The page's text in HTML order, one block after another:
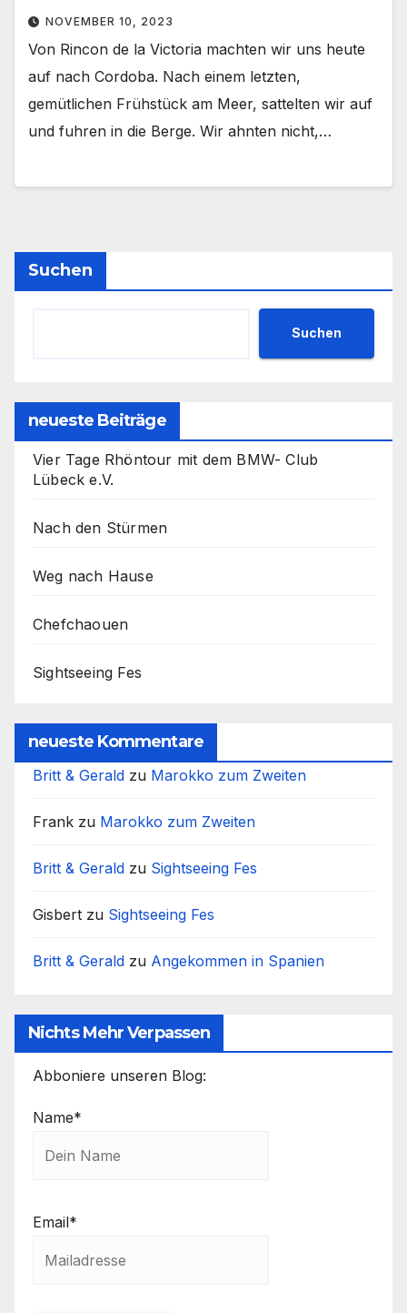
NOVEMBER 10, 2023
Von Rincon de la Victoria machten wir uns heute
auf nach Cordoba. Nach einem letzten,
gemütlichen Frühstück am Meer, sattelten wir auf
und fuhren in die Berge. Wir ahnten nicht,…
Suchen
Suchen
neueste Beiträge
Vier Tage Rhöntour mit dem BMW- Club
Lübeck e.V.
Nach den Stürmen
Weg nach Hause
Chefchaouen
Sightseeing Fes
neueste Kommentare
Britt & Gerald zu Marokko zum Zweiten
Frank zu Marokko zum Zweiten
Britt & Gerald zu Sightseeing Fes
Gisbert zu Sightseeing Fes
Britt & Gerald zu Angekommen in Spanien
Nichts Mehr Verpassen
Abboniere unseren Blog:
Name*
Email*